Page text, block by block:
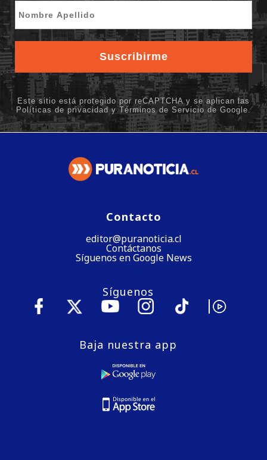
Contacto
editor@puranoticia.cl
Contáctanos
Síguenos en Google News
Síguenos
Baja nuestra app